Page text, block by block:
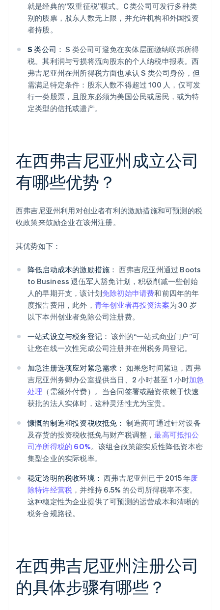
就是经典的“双重征税”模式。C 类公司可发行多种类
别的股票，股东人数无上限，并允许机构和外国投资
者持股。
S 类公司： S 类公司可避免在实体层面缴纳联邦所得
税。其利润与亏损将流向股东的个人纳税申报表。西
弗吉尼亚州在州所得税方面也承认 S 类公司身份，但
需满足特定条件：股东人数不得超过 100 人，仅可发
行一类股票，且股东必须为美国公民或居民，或为特
定类型的信托或遗产。
在西弗吉尼亚州成立公司
有哪些优势？
西弗吉尼亚州利用对创业者有利的激励措施和可预测的税
收政策来鼓励企业在该州注册。
其优势如下：
降低启动成本的激励措施： 西弗吉尼亚州通过 Boots
to Business 退伍军人豁免计划，积极削减一些创始
人的早期开支，该计划免除初始申请费和前四年的年
度报告费用，此外， 青年创业者再投资法案为 30 岁
以下本州创业者免除公司注册费。
一站式设立与税务登记： 该州的“一站式商业门户”可
让您在线一次性完成公司注册并在州税务局登记。
加急注册选项应对紧急需求： 如果您时间紧迫，西弗
吉尼亚州务卿办公室提供当日、2 小时甚至 1 小时加急
处理 （需额外付费）。当合同签署或融资依赖于快速
获批的法人实体时，这种灵活性尤为宝贵。
慷慨的制造和投资税收抵免： 制造商可通过针对设备
及存货的投资税收抵免与财产税调整，最高可抵扣公
司净所得税的 60%。该组合政策能实质性降低资本密
集型企业的实际税率。
稳定透明的税收环境： 西弗吉尼亚州已于 2015 年废
除特许经营税 ，并维持 6.5% 的公司所得税率不变。
这种稳定性为企业提供了可预测的运营成本和清晰的
税务合规路径。
在西弗吉尼亚州注册公司
的具体步骤有哪些？